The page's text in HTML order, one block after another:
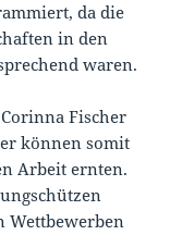
da die
in den
waren.
Fischer
können somit
Arbeit ernten.
Wettbewerben